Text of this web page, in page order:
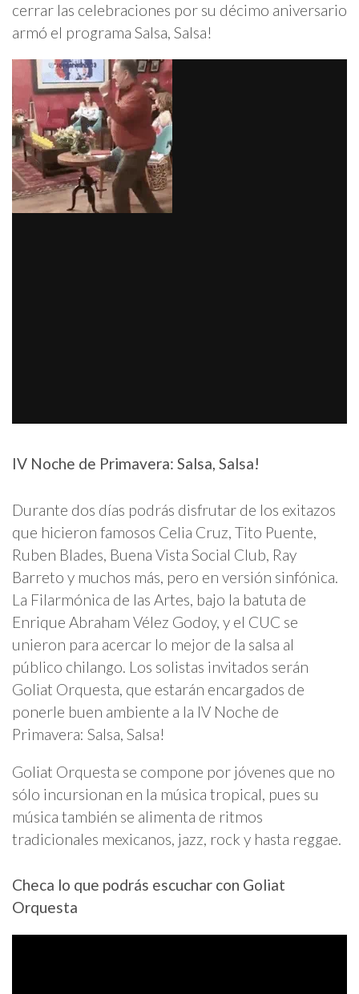
cerrar las celebraciones por su décimo aniversario
armó el programa Salsa, Salsa!
IV Noche de Primavera: Salsa, Salsa!
Durante dos días podrás disfrutar de los exitazos
que hicieron famosos Celia Cruz, Tito Puente,
Ruben Blades, Buena Vista Social Club, Ray
Barreto y muchos más, pero en versión sinfónica.
La Filarmónica de las Artes, bajo la batuta de
Enrique Abraham Vélez Godoy, y el CUC se
unieron para acercar lo mejor de la salsa al
público chilango. Los solistas invitados serán
Goliat Orquesta, que estarán encargados de
ponerle buen ambiente a la IV Noche de
Primavera: Salsa, Salsa!
Goliat Orquesta se compone por jóvenes que no
sólo incursionan en la música tropical, pues su
música también se alimenta de ritmos
tradicionales mexicanos, jazz, rock y hasta reggae.
Checa lo que podrás escuchar con Goliat
Orquesta